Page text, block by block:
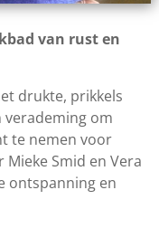
van rust en
drukte, prikkels
verademing om
te nemen voor
Mieke Smid en Vera
ontspanning en